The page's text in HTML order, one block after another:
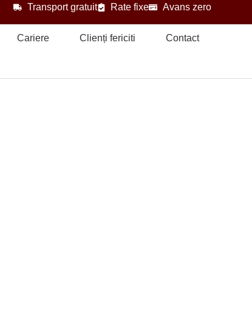
Transport gratuit Rate fixe Avans zero
Cariere Clienți fericiti Contact